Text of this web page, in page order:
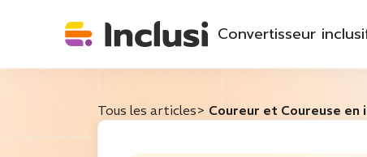
Convertisseur
Tous les articles> Coureur et Coureuse